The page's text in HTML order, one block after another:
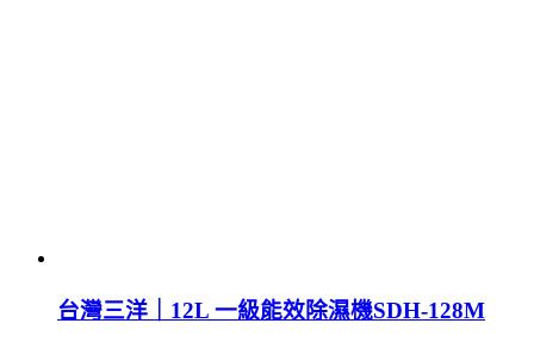
台灣三洋｜12L 一級能效除濕機SDH-128M